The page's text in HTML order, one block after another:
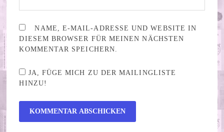
NAME, E-MAIL-ADRESSE UND WEBSITE IN
DIESEM BROWSER FÜR MEINEN NÄCHSTEN
KOMMENTAR SPEICHERN.
JA, FÜGE MICH ZU DER MAILINGLISTE
HINZU!